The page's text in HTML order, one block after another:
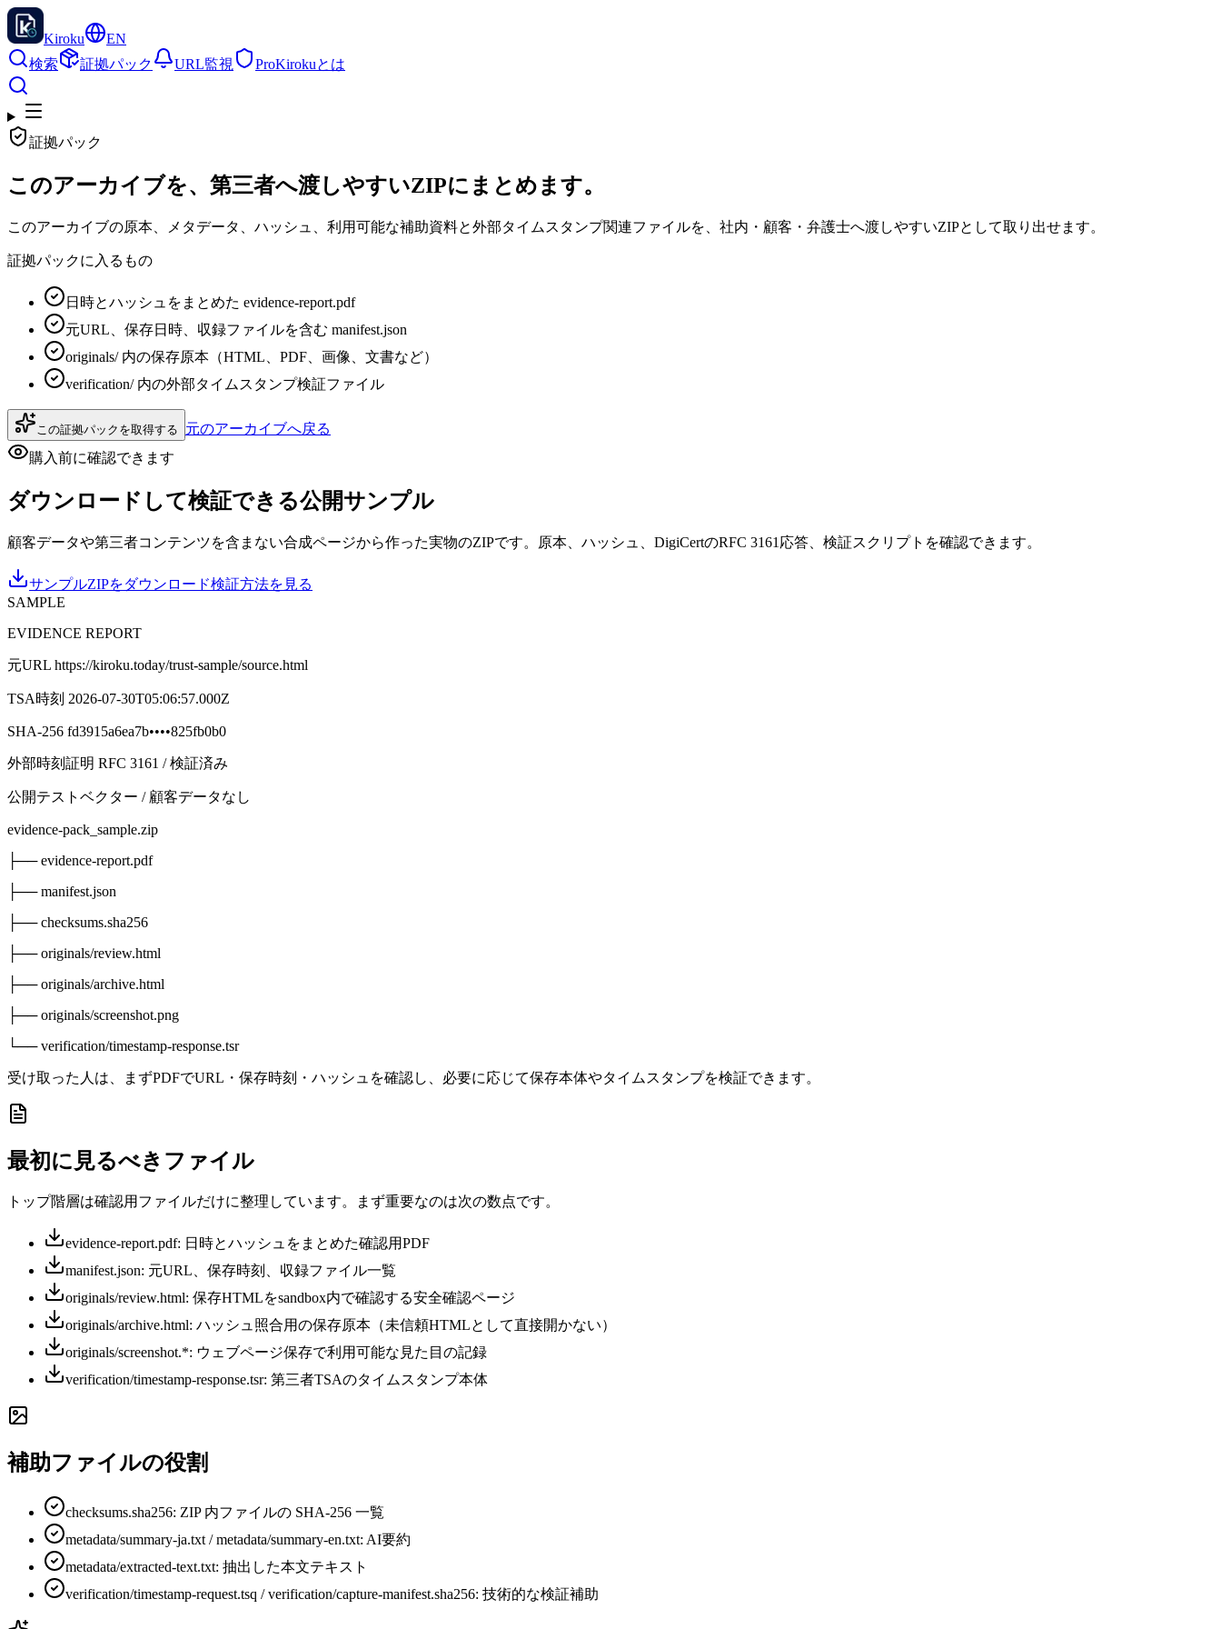
Kiroku
EN
検索
証拠パック URL監視 ProKirokuとは
証拠パック
このアーカイブを、第三者へ渡しやすいZIPにまとめます。
このアーカイブの原本、メタデータ、ハッシュ、利用可能な補助資料と外部タイムスタンプ関連ファイルを、社内・顧客・弁護士へ渡しやすいZIPとして取り出せます。
証拠パックに入るもの
日時とハッシュをまとめた evidence-report.pdf
元URL、保存日時、収録ファイルを含む manifest.json
originals/ 内の保存原本（HTML、PDF、画像、文書など）
verification/ 内の外部タイムスタンプ検証ファイル
この証拠パックを取得する
元のアーカイブへ戻る
購入前に確認できます
ダウンロードして検証できる公開サンプル
顧客データや第三者コンテンツを含まない合成ページから作った実物のZIPです。原本、ハッシュ、DigiCertのRFC 3161応答、検証スクリプトを確認できます。
サンプルZIPをダウンロード検証方法を見る
SAMPLE
EVIDENCE REPORT
元URL https://kiroku.today/trust-sample/source.html
TSA時刻 2026-07-30T05:06:57.000Z
SHA-256 fd3915a6ea7b••••825fb0b0
外部時刻証明 RFC 3161 / 検証済み
公開テストベクター / 顧客データなし
evidence-pack_sample.zip
├── evidence-report.pdf
├── manifest.json
├── checksums.sha256
├── originals/review.html
├── originals/archive.html
├── originals/screenshot.png
└── verification/timestamp-response.tsr
受け取った人は、まずPDFでURL・保存時刻・ハッシュを確認し、必要に応じて保存本体やタイムスタンプを検証できます。
最初に見るべきファイル
トップ階層は確認用ファイルだけに整理しています。まず重要なのは次の数点です。
evidence-report.pdf: 日時とハッシュをまとめた確認用PDF
manifest.json: 元URL、保存時刻、収録ファイル一覧
originals/review.html: 保存HTMLをsandbox内で確認する安全確認ページ
originals/archive.html: ハッシュ照合用の保存原本（未信頼HTMLとして直接開かない）
originals/screenshot.*: ウェブページ保存で利用可能な見た目の記録
verification/timestamp-response.tsr: 第三者TSAのタイムスタンプ本体
補助ファイルの役割
checksums.sha256: ZIP 内ファイルの SHA-256 一覧
metadata/summary-ja.txt / metadata/summary-en.txt: AI要約
metadata/extracted-text.txt: 抽出した本文テキスト
verification/timestamp-request.tsq / verification/capture-manifest.sha256: 技術的な検証補助